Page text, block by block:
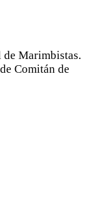
Marimbistas.
Comitán de